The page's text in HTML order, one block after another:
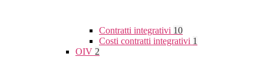
Contratti integrativi 10
Costi contratti integrativi 1
OIV 2